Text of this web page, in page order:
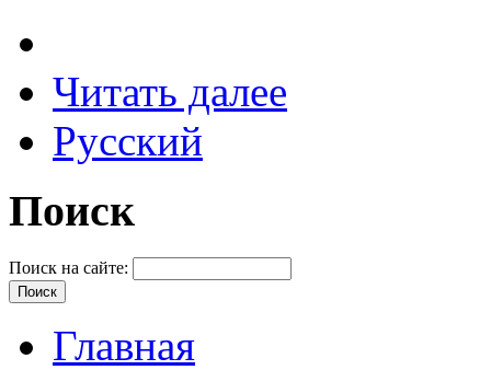
Читать далее
Русский
Поиск
Поиск на сайте:
Главная